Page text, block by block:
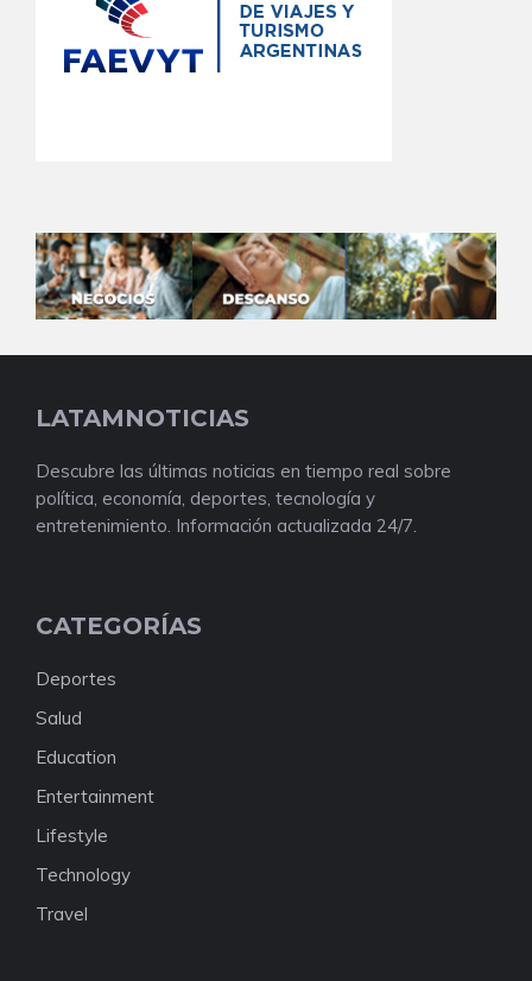
LATAMNOTICIAS
Descubre las últimas noticias en tiempo real sobre
política, economía, deportes, tecnología y
entretenimiento. Información actualizada 24/7.
CATEGORÍAS
Deportes
Salud
Education
Entertainment
Lifestyle
Technology
Travel